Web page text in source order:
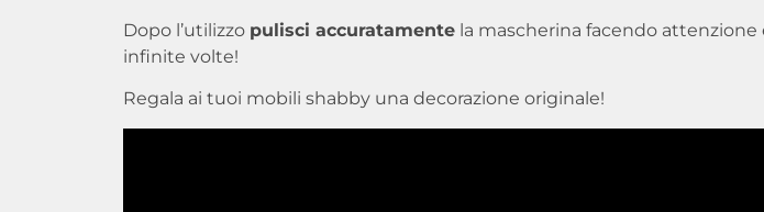
Dopo l’utilizzo pulisci accuratamente la mascherina facendo attenzione
infinite volte!
Regala ai tuoi mobili shabby una decorazione originale!